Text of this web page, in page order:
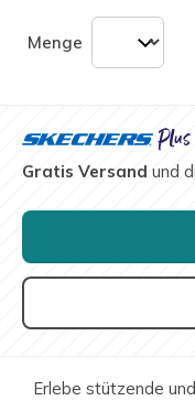
Menge
Gratis Versand und
Erlebe stützende